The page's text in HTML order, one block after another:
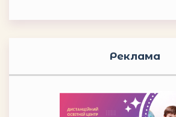
Реклама